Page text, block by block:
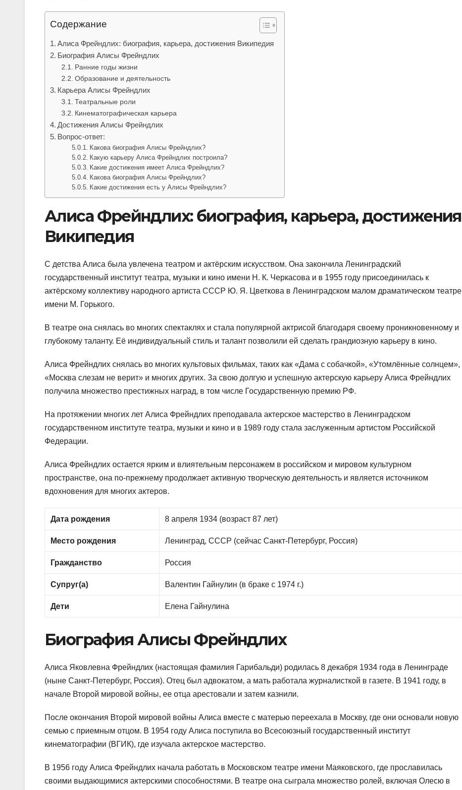
Содержание
Алиса Фрейндлих: биография, карьера, достижения Википедия
Биография Алисы Фрейндлих
Ранние годы жизни
Образование и деятельность
Карьера Алисы Фрейндлих
Театральные роли
Кинематографическая карьера
Достижения Алисы Фрейндлих
Вопрос-ответ:
Какова биография Алисы Фрейндлих?
Какую карьеру Алиса Фрейндлих построила?
Какие достижения имеет Алиса Фрейндлих?
Какова биография Алисы Фрейндлих?
Какие достижения есть у Алисы Фрейндлих?
Алиса Фрейндлих: биография, карьера, достижения
Википедия
С детства Алиса была увлечена театром и актёрским искусством. Она закончила Ленинградский
государственный институт театра, музыки и кино имени Н. К. Черкасова и в 1955 году присоединилась к
актёрскому коллективу народного артиста СССР Ю. Я. Цветкова в Ленинградском малом драматическом театре
имени М. Горького.
В театре она снялась во многих спектаклях и стала популярной актрисой благодаря своему проникновенному и
глубокому таланту. Её индивидуальный стиль и талант позволили ей сделать грандиозную карьеру в кино.
Алиса Фрейндлих снялась во многих культовых фильмах, таких как «Дама с собачкой», «Утомлённые солнцем»,
«Москва слезам не верит» и многих других. За свою долгую и успешную актерскую карьеру Алиса Фрейндлих
получила множество престижных наград, в том числе Государственную премию РФ.
На протяжении многих лет Алиса Фрейндлих преподавала актерское мастерство в Ленинградском
государственном институте театра, музыки и кино и в 1989 году стала заслуженным артистом Российской
Федерации.
Алиса Фрейндлих остается ярким и влиятельным персонажем в российском и мировом культурном
пространстве, она по-прежнему продолжает активную творческую деятельность и является источником
вдохновения для многих актеров.
Дата рождения 8 апреля 1934 (возраст 87 лет)
Место рождения Ленинград, СССР (сейчас Санкт-Петербург, Россия)
Гражданство Россия
Супруг(а) Валентин Гайнулин (в браке с 1974 г.)
Дети Елена Гайнулина
Биография Алисы Фрейндлих
Алиса Яковлевна Фрейндлих (настоящая фамилия Гарибальди) родилась 8 декабря 1934 года в Ленинграде
(ныне Санкт-Петербург, Россия). Отец был адвокатом, а мать работала журналисткой в газете. В 1941 году, в
начале Второй мировой войны, ее отца арестовали и затем казнили.
После окончания Второй мировой войны Алиса вместе с матерью переехала в Москву, где они основали новую
семью с приемным отцом. В 1954 году Алиса поступила во Всесоюзный государственный институт
кинематографии (ВГИК), где изучала актерское мастерство.
В 1956 году Алиса Фрейндлих начала работать в Московском театре имени Маяковского, где прославилась
своими выдающимися актерскими способностями. В театре она сыграла множество ролей, включая Олесю в